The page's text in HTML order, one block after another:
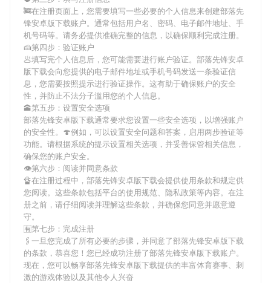
🚒在注册页面上，您需要填写一些必要的个人信息来创建部落先
锋安卓版下载账户。通常包括用户名、密码、电子邮件地址、手
机号码等。请务必提供准确完整的信息，以确保顺利完成注册。
🍰第四步：验证账户
🥟填写完个人信息后，您可能需要进行账户验证。 部落先锋安卓
版下载会向您提供的电子邮件地址或手机号码发送一条验证信
息，您需要按照提示进行验证操作。这有助于确保账户的安全
性，并防止不法分子滥用您的个人信息。
🕋第五步：设置安全选项
部落先锋安卓版下载通常要求您设置一些安全选项，以增强账户
的安全性。🍄例如，可以设置安全问题和答案，启用两步验证等
功能。请根据系统的提示设置相关选项，并妥善保管相关信息，
确保您的账户安全。
👁第六步：阅读并同意条款
🔏在注册过程中， 部落先锋安卓版下载会提供使用条款和规定供
您阅读。这些条款包括平台的使用规范、隐私政策等内容。在注
册之前，请仔细阅读并理解这些条款，并确保您同意并愿意遵
守。
🈶第七步：完成注册
🖇一旦您完成了所有必要的步骤，并同意了部落先锋安卓版下载
的条款，恭喜您！您已经成功注册了部落先锋安卓版下载账户。
现在，您可以畅享部落先锋安卓版下载提供的丰富体育赛事、刺
激的游戏体验以及其他令人兴奋